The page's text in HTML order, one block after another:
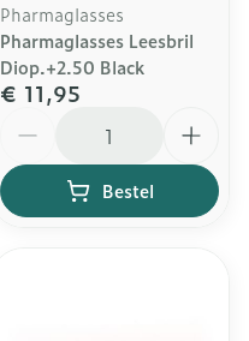
Pharmaglasses
Pharmaglasses Leesbril
Diop.+2.50 Black
€ 11,95
Bestel